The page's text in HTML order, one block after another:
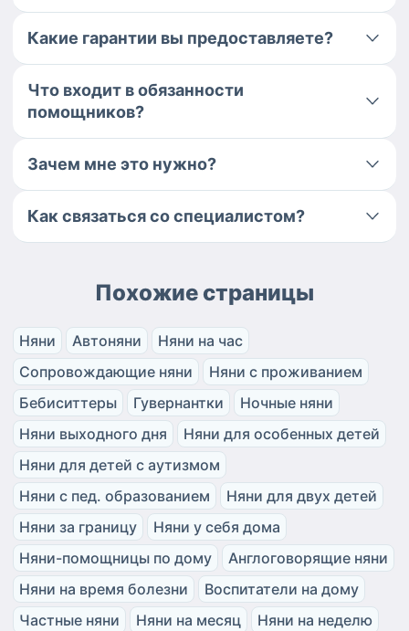
Какие гарантии вы предоставляете?
Что входит в обязанности
помощников?
Зачем мне это нужно?
Как связаться со специалистом?
Похожие страницы
Няни Автоняни
Няни на час
Сопровождающие няни
Няни с проживанием
Бебиситтеры
Гувернантки
Ночные няни
Няни выходного дня
Няни для особенных детей
Няни для детей с аутизмом
Няни с пед. образованием
Няни для двух детей
Няни за границу
Няни у себя дома
Няни-помощницы по дому
Англоговорящие няни
Няни на время болезни
Воспитатели на дому
Частные няни
Няни на месяц
Няни на неделю